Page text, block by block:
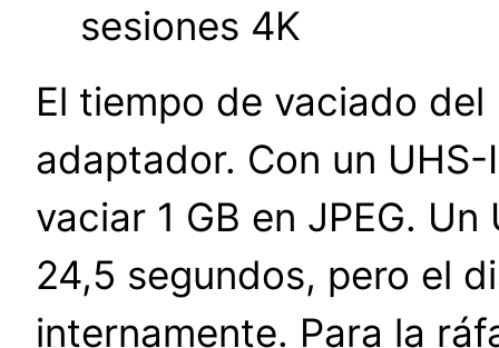
sesiones 4K
El tiempo de vaciado
adaptador. Con un
vaciar 1 GB en JPEG.
24,5 segundos, pero el
internamente. Para la